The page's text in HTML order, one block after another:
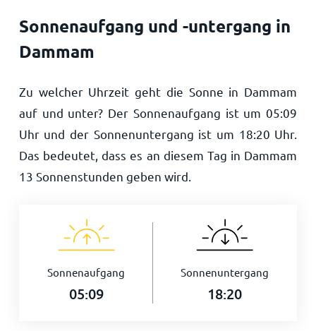
Sonnenaufgang und -untergang in
Dammam
Zu welcher Uhrzeit geht die Sonne in Dammam
auf und unter? Der Sonnenaufgang ist um05:09
Uhr und der Sonnenuntergang ist um 18:20 Uhr.
Das bedeutet, dass es an diesem Tag in Dammam
13 Sonnenstunden geben wird.
Sonnenaufgang
05:09
Sonnenuntergang
18:20